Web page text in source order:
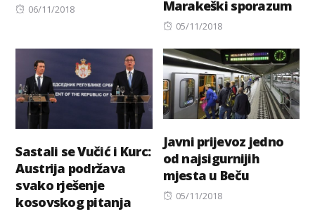
Posted
06/11/2018
Marakeški sporazum
Posted
05/11/2018
Sastali se Vučić i Kurc:
Austrija podržava
svako rješenje
kosovskog pitanja
Javni prijevoz jedno
od najsigurnijih
mjesta u Beču
Posted
05/11/2018